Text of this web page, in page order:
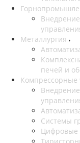
Металлургия
печей и
Компрессорные
Системы
Цифровые